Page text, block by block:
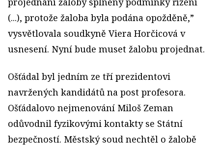
(...), protože žaloba byla podána opožděně,”
vysvětlovala soudkyně Viera Horčicová v
usnesení. Nyní bude muset žalobu projednat.
Ošťádal byl jedním ze tří prezidentovi
navržených kandidátů na post profesora.
Ošťádalovo nejmenování Miloš Zeman
odůvodnil fyzikovými kontakty se Státní
bezpečností. Městský soud nechtěl o žalobě